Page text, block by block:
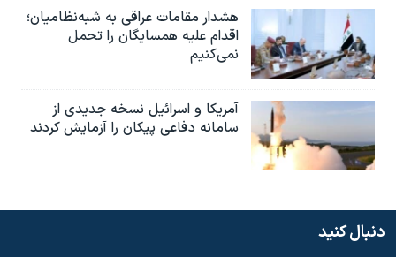
هشدار مقامات عراقی به شبه‌نظامیان؛
اقدام علیه همسایگان را تحمل
نمی‌کنیم
آمریکا و اسرائیل نسخه جدیدی از
سامانه دفاعی پیکان را آزمایش کردند
دنبال کنید